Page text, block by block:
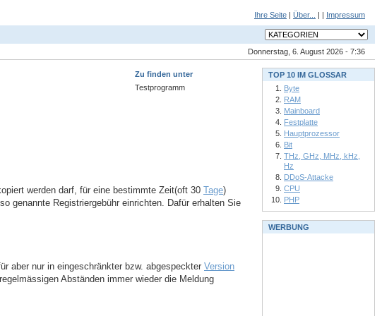
Ihre Seite | Über... | | Impressum
Donnerstag, 6. August 2026 - 7:36
Zu finden unter
Testprogramm
werden darf, für eine bestimmte Zeit(oft 30 Tage)
genannte Registriergebühr einrichten. Dafür erhalten Sie
aber nur in eingeschränkter bzw. abgespeckter Version
Abständen immer wieder die Meldung
TOP 10 IM GLOSSAR
Byte
RAM
Mainboard
Festplatte
Hauptprozessor
Bit
THz, GHz, MHz, kHz,
Hz
DDoS-Attacke
CPU
PHP
WERBUNG